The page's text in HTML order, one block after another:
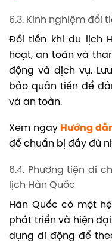
6.3. Kinh nghiệm đổi
Đổi tiền khi du lịch
hoạt, an toàn và
động và dịch vụ.
bảo quản tiền để
và an toàn.
Xem ngay Hướng
để chuẩn bị đầy đủ
6.4. Phương tiện di
lịch Hàn Quốc
Hàn Quốc có một
phát triển và hiện
dụng di động để